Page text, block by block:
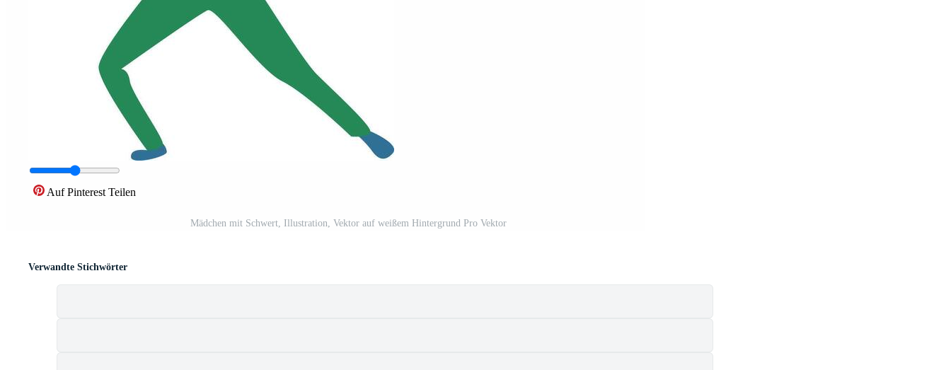
Auf Pinterest Teilen
Mädchen mit Schwert, Illustration, Vektor auf weißem Hintergrund Pro Vektor
Verwandte Stichwörter